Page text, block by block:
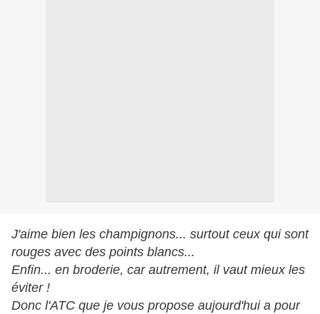
J'aime bien les champignons... surtout ceux qui sont
rouges avec des points blancs...
Enfin... en broderie, car autrement, il vaut mieux les
éviter !
Donc l'ATC que je vous propose aujourd'hui a pour